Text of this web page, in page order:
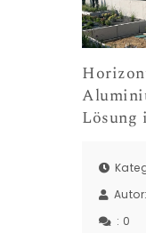
Lösung
Autor:
: 0